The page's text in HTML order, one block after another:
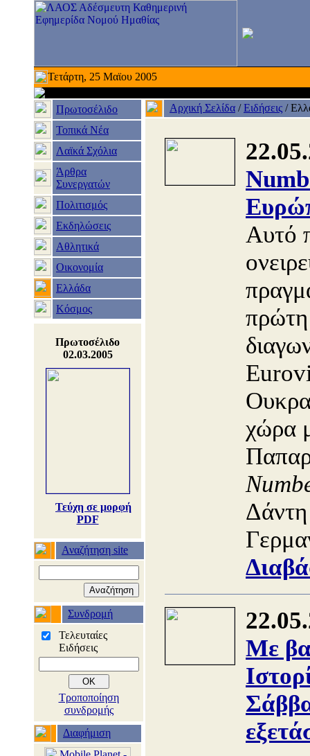
Τετάρτη, 25 Μαϊου 2005
Πρωτοσέλιδο
Τοπικά Νέα
Λαϊκά Σχόλια
Άρθρα
Συνεργατών
Πολιτισμός
Εκδηλώσεις
Αθλητικά
Οικονομία
Ελλάδα
Κόσμος
Πρωτοσέλιδο
02.03.2005
Τεύχη σε μορφή
PDF
Αναζήτηση site
Συνδρομή
Τελευταίες
Ειδήσεις
Τροποποίηση
συνδρομής
Διαφήμιση
Αρχική Σελίδα /Ειδήσεις /
Αυτό
χώρα
Δάντη
Με